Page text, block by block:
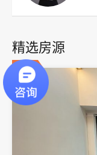
精选房源
精选